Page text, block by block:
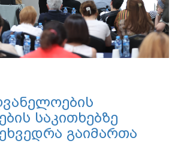
საკითხებზე
გაიმართა